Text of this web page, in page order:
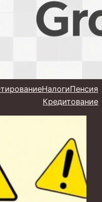
НалогиПенсия
Кредитование